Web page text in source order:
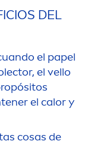
DEL
el papel
el vello
el calor y
cosas de